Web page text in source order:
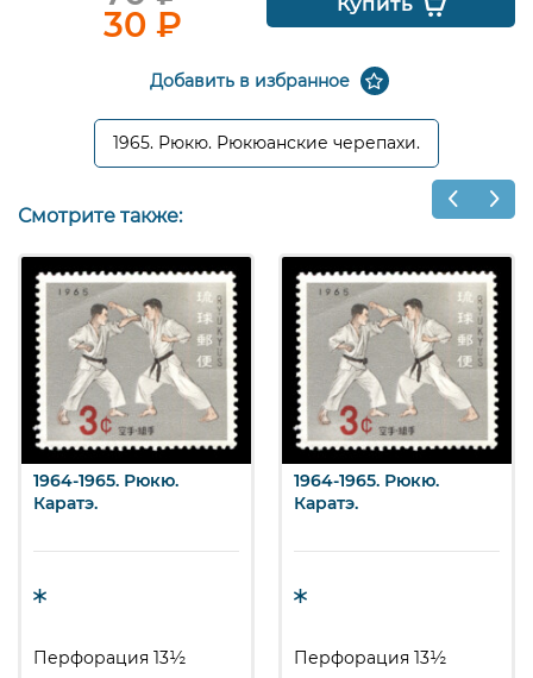
30₽
Добавить в избранное
1965. Рюкю. Рюкюанские черепахи.
Смотрите также:
1964-1965. Рюкю.
Каратэ.
Перфорация 13½
1964-1965. Рюкю.
Каратэ.
Перфорация 13½